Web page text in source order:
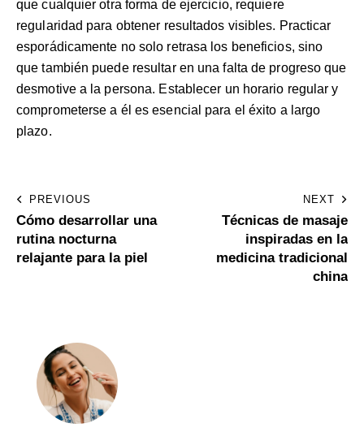
que cualquier otra forma de ejercicio, requiere
regularidad para obtener resultados visibles. Practicar
esporádicamente no solo retrasa los beneficios, sino
que también puede resultar en una falta de progreso que
desmotive a la persona. Establecer un horario regular y
comprometerse a él es esencial para el éxito a largo
plazo.
PREVIOUS
Cómo desarrollar una
rutina nocturna
relajante para la piel
NEXT
Técnicas de masaje
inspiradas en la
medicina tradicional
china